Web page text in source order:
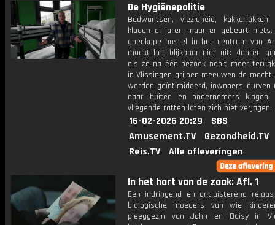
De Hygiënepolitie
Bedwantsen, viezigheid,
klagen al jaren maar er gebeurt
goedkope hostel in het centrum van
maakt het blijkbaar niet uit: klanten
als ze na één bezoek nooit meer
in Vlissingen grijpen meeuwen de
worden geïntimideerd, inwoners durven
naar buiten en ondernemers
vliegende ratten laten zich niet verjagen.
16-02-2026 20:29
SBS
Amusement.TV
Gezondheid.TV
Reis.TV
Alle afleveringen
In het hart van de zaak: Afl. 1
Een indringend en ontluisterend
biologische moeders van wie
pleeggezin van John en Daisy in